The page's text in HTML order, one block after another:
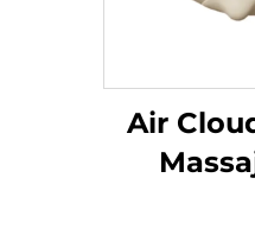
Air